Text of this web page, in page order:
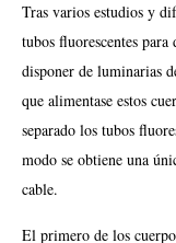
Tras varios estudios y
tubos fluorescentes
disponer de luminarias
que alimentase estos
separado los tubos
modo se obtiene una
cable.
El primero de los